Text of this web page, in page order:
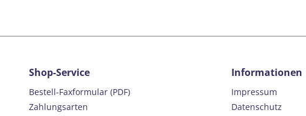
Shop-Service
Bestell-Faxformular (PDF)
Zahlungsarten
Informationen
Impressum
Datenschutz